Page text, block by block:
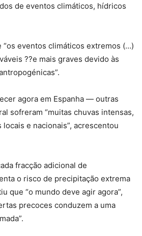
de eventos climáticos, hídricos
eventos climáticos extremos (…)
??e mais graves devido às
agora em Espanha — outras
sofreram “muitas chuvas intensas,
e nacionais”, acrescentou
fracção adicional de
o risco de precipitação extrema
que “o mundo deve agir agora”,
precoces conduzem a uma